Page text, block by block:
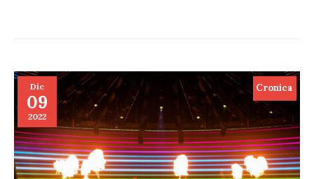
Dic
09
2022
Cronica